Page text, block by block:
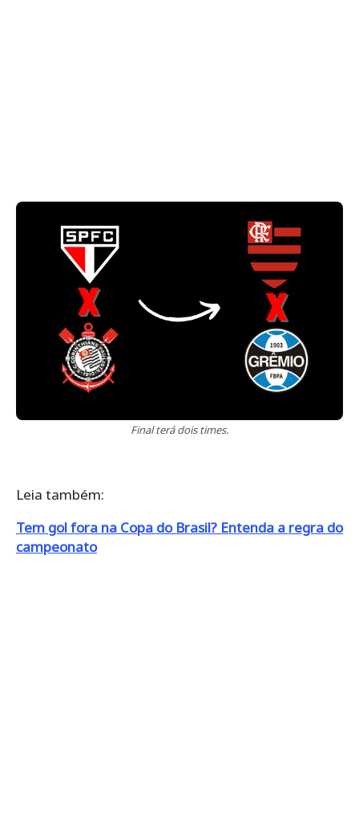
Final terá dois times.
Leia também:
Tem gol fora na Copa do Brasil? Entenda a regra do
campeonato